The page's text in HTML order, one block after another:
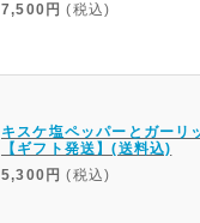
7,500円 (税込)
キスケ塩ペッパーとガーリ
【ギフト発送】(送料込)
5,300円 (税込)